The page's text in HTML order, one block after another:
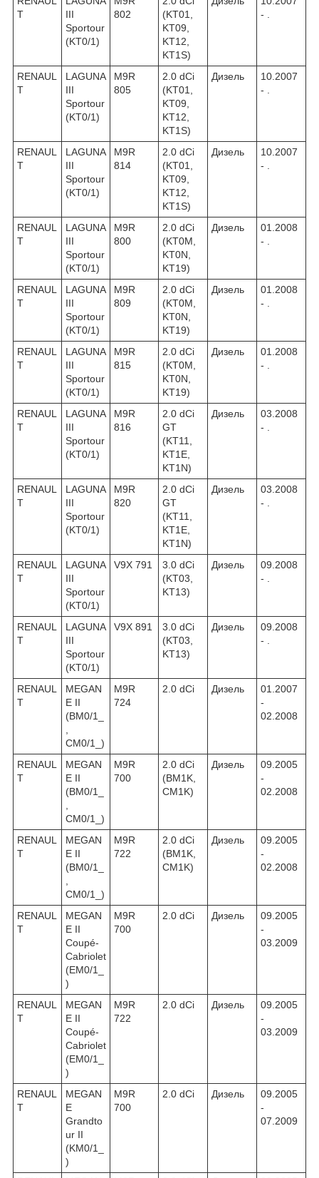
T
III
Sportour
(KT0/1)
802
(KT01,
KT09,
KT12,
KT1S)
- .
RENAUL
T
LAGUNA
III
Sportour
(KT0/1)
M9R
805
2.0 dCi
(KT01,
KT09,
KT12,
KT1S)
Дизель
10.2007
- .
RENAUL
T
LAGUNA
III
Sportour
(KT0/1)
M9R
814
2.0 dCi
(KT01,
KT09,
KT12,
KT1S)
Дизель
10.2007
- .
RENAUL
T
LAGUNA
III
Sportour
(KT0/1)
M9R
800
2.0 dCi
(KT0M,
KT0N,
KT19)
Дизель
01.2008
- .
RENAUL
T
LAGUNA
III
Sportour
(KT0/1)
M9R
809
2.0 dCi
(KT0M,
KT0N,
KT19)
Дизель
01.2008
- .
RENAUL
T
LAGUNA
III
Sportour
(KT0/1)
M9R
815
2.0 dCi
(KT0M,
KT0N,
KT19)
Дизель
01.2008
- .
RENAUL
T
LAGUNA
III
Sportour
(KT0/1)
M9R
816
2.0 dCi
GT
(KT11,
KT1E,
KT1N)
Дизель
03.2008
- .
RENAUL
T
LAGUNA
III
Sportour
(KT0/1)
M9R
820
2.0 dCi
GT
(KT11,
KT1E,
KT1N)
Дизель
03.2008
- .
RENAUL
T
LAGUNA
III
Sportour
(KT0/1)
V9X 791
3.0 dCi
(KT03,
KT13)
Дизель
09.2008
- .
RENAUL
T
LAGUNA
III
Sportour
(KT0/1)
V9X 891
3.0 dCi
(KT03,
KT13)
Дизель
09.2008
- .
RENAUL
T
MEGAN
E II
(BM0/1_
CM0/1_)
M9R
724
2.0 dCi Дизель
01.2007
-
02.2008
RENAUL
T
MEGAN
E II
(BM0/1_
CM0/1_)
M9R
700
2.0 dCi
(BM1K,
CM1K)
Дизель
09.2005
-
02.2008
RENAUL
T
MEGAN
E II
(BM0/1_
CM0/1_)
M9R
722
2.0 dCi
(BM1K,
CM1K)
Дизель
09.2005
-
02.2008
RENAUL
T
MEGAN
E II
Coupé-
Cabriolet
(EM0/1_
)
M9R
700
2.0 dCi Дизель
09.2005
-
03.2009
RENAUL
T
MEGAN
E II
Coupé-
Cabriolet
(EM0/1_
)
M9R
722
2.0 dCi Дизель
09.2005
-
03.2009
RENAUL
T
MEGAN
E
Grandto
ur II
(KM0/1_
)
M9R
700
2.0 dCi Дизель
09.2005
-
07.2009